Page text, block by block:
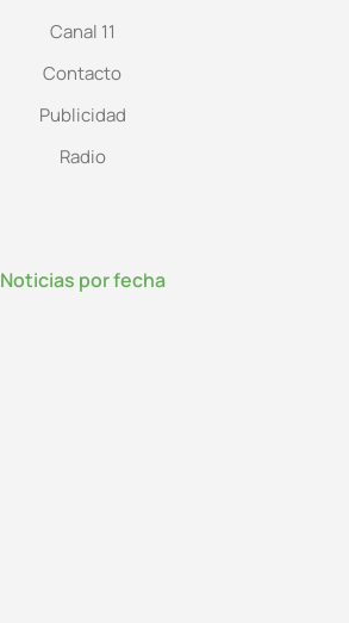
Canal 11
Contacto
Publicidad
Radio
Noticias por fecha